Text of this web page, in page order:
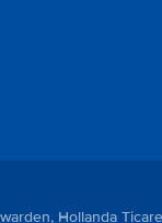
Hollanda Ticaret